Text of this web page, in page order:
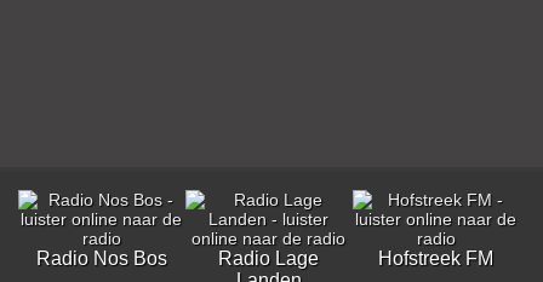
Radio Nos Bos
Radio Lage
Hofstreek FM